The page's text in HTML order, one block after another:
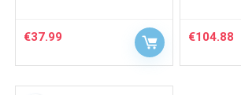
€37.99 €104.88